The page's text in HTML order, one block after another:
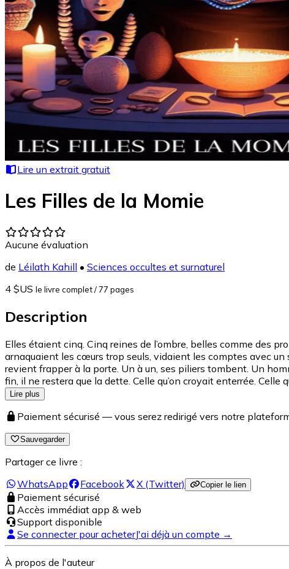
Lire un extrait gratuit
Les Filles de la Momie
Aucune évaluation
de Léilath Kahill • Sciences occultes et surnaturel
4 $US le livre complet/ 77 pages
Description
Elles étaient cinq. Cinq reines de l’ombre, belles comme des
arnaquaient les cœurs trop seuls, vidaient les comptes avec un
revient frapper à la porte. Un à un, ses piliers tombent. Un
fin, il ne restera que la dette. Celle qu’on croyait enterrée. Celle
Lire plus
Paiement sécurisé — vous serez redirigé vers notre
Sauvegarder
Partager ce livre :
WhatsApp
Facebook X (Twitter) Copier le lien
Paiement sécurisé
Accès immédiat app & web
Support disponible
Se connecter pour acheterJ'ai déjà un compte →
À propos de l'auteur